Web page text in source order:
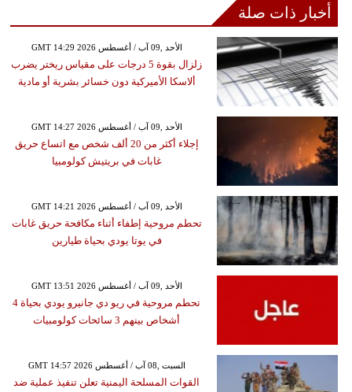
أخبار ذات صلة
GMT 14:29 2026 الأحد ,09 آب / أغسطس
زلزال بقوة 5 درجات على مقياس ريختر يضرب
ألاسكا الأميركية دون خسائر بشرية أو مادية
GMT 14:27 2026 الأحد ,09 آب / أغسطس
إجلاء أكثر من 20 ألف شخص مع اتساع حريق
غابات في بريتيش كولومبيا
GMT 14:21 2026 الأحد ,09 آب / أغسطس
تحطم مروحية إطفاء أثناء مكافحة حريق غابات
في يوتا يودي بحياة طيارين
GMT 13:51 2026 الأحد ,09 آب / أغسطس
تحطم مروحية في ريو دي جانيرو يودي بحياة 4
أشخاص بينهم 3 سائحات كولومبيات
GMT 14:57 2026 السبت ,08 آب / أغسطس
القوات المسلحة اليمنية تعلن تنفيذ عملية ضد